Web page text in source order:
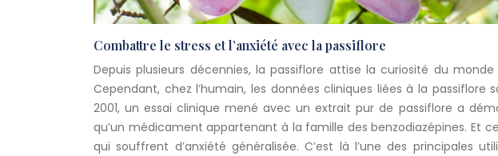
Combattre le stress et l’anxiété avec la passiflore
Depuis plusieurs décennies, la passiflore attise la curiosité du
Cependant, chez l’humain, les données cliniques liées à la
2001, un essai clinique mené avec un extrait pur de passiflore a
qu’un médicament appartenant à la famille des benzodiazépines. Et
qui souffrent d’anxiété généralisée. C’est là l’une des principales